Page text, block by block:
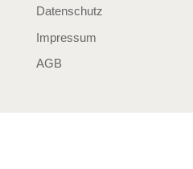
Datenschutz
Impressum
AGB